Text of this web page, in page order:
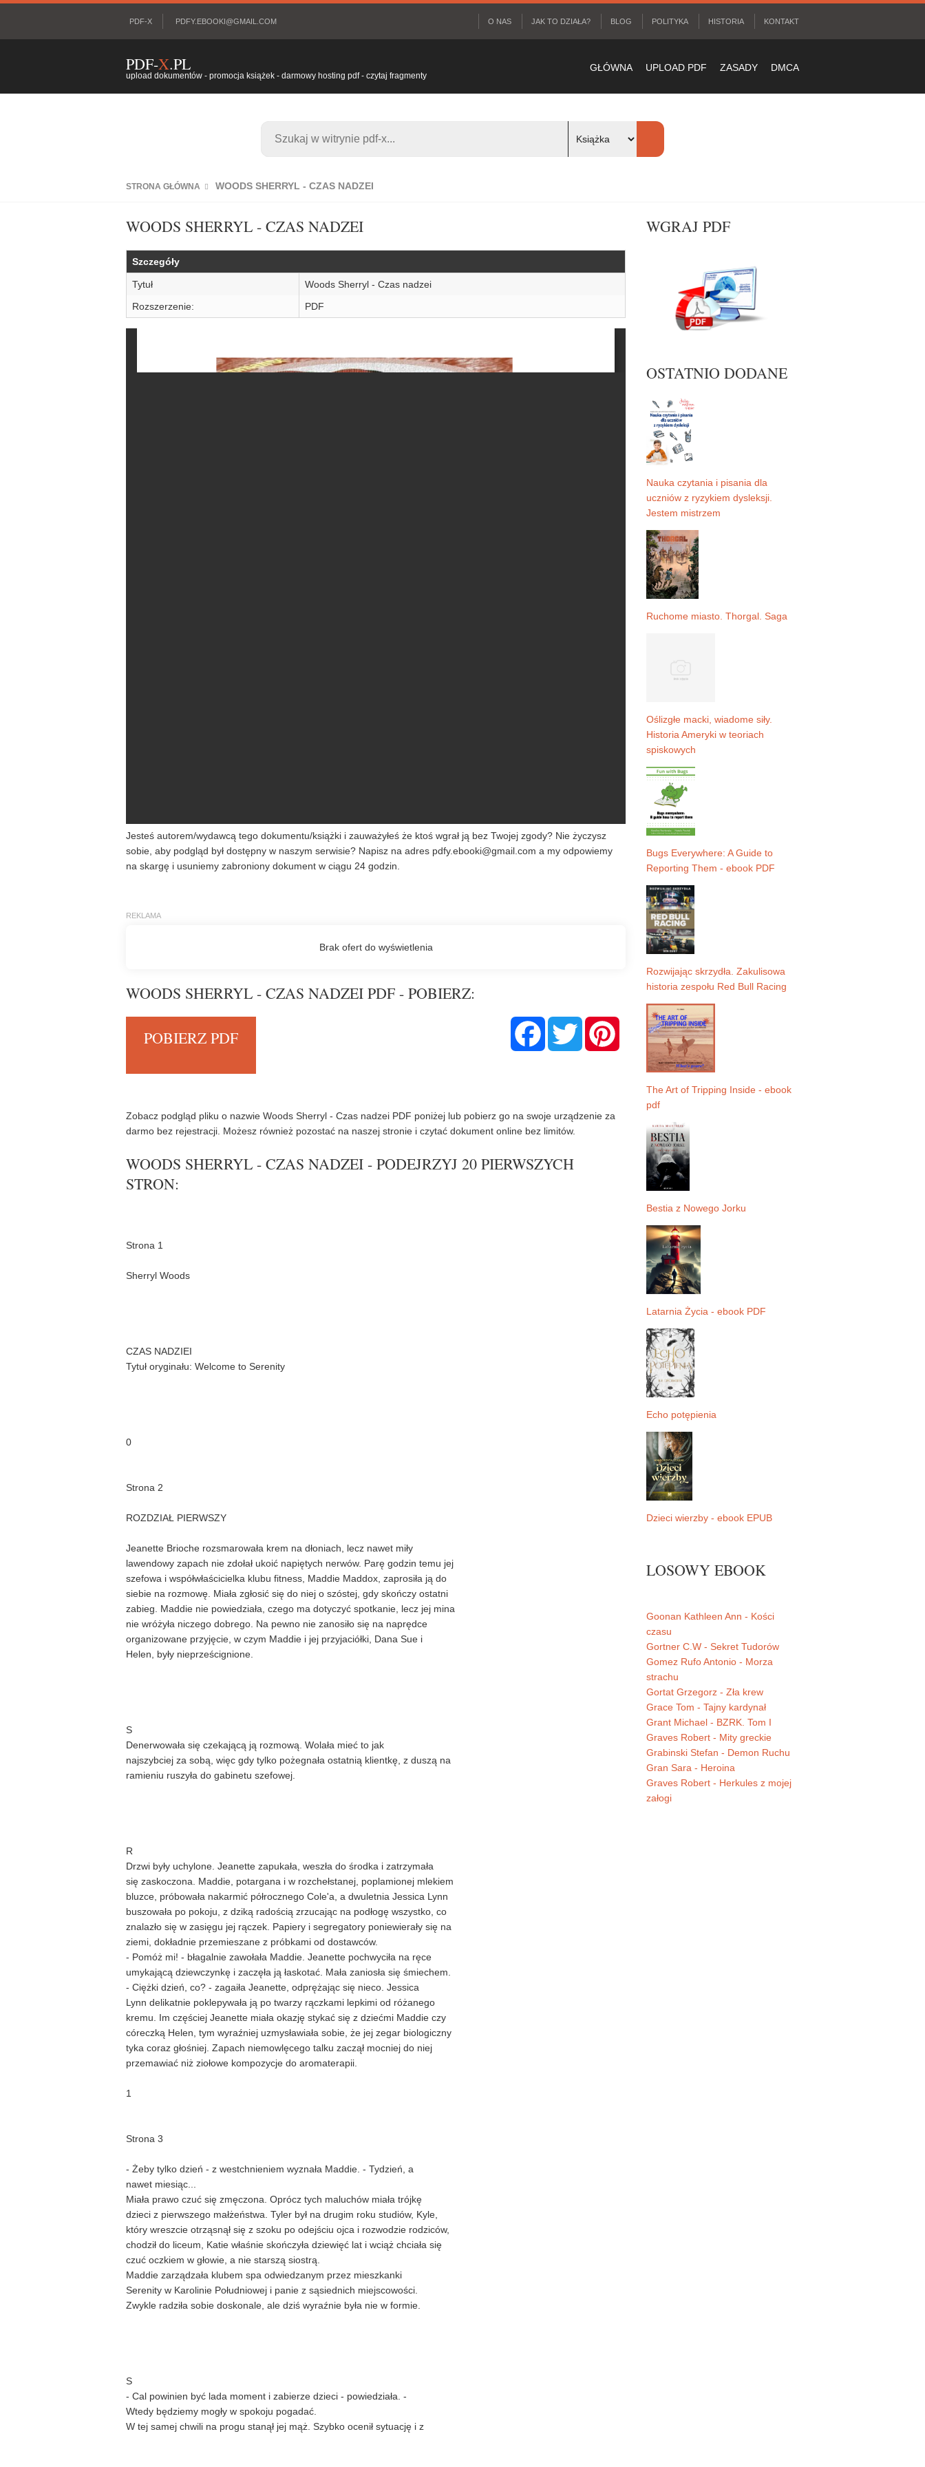
PDF-X PDFY.EBOOKI@GMAIL.COM O NAS JAK TO DZIAŁA? BLOG POLITYKA HISTORIA KONTAKT
PDF-X.PL
upload dokumentów - promocja książek - darmowy hosting pdf - czytaj fragmenty
GŁÓWNA UPLOAD PDF ZASADY DMCA
STRONA GŁÓWNA WOODS SHERRYL - CZAS NADZEI
WOODS SHERRYL - CZAS NADZEI
Szczegóły
Tytuł
Woods Sherryl - Czas nadzei
Rozszerzenie:
PDF
Jesteś autorem/wydawcą tego dokumentu/książki i zauważyłeś że ktoś wgrał ją bez Twojej zgody? Nie życzysz
sobie, aby podgląd był dostępny w naszym serwisie? Napisz na adres pdfy.ebooki@gmail.com a my odpowiemy
na skargę i usuniemy zabroniony dokument w ciągu 24 godzin.
WOODS SHERRYL - CZAS NADZEI PDF - POBIERZ:
POBIERZ PDF
F
T
w
Zobacz podgląd pliku o nazwie Woods Sherryl - Czas nadzei PDF poniżej lub pobierz go na swoje urządzenie za
darmo bez rejestracji. Możesz również pozostać na naszej stronie i czytać dokument online bez limitów.
WOODS SHERRYL - CZAS NADZEI - PODEJRZYJ 20 PIERWSZYCH
STRON:
WGRAJ PDF
OSTATNIO DODANE
Nauka czytania i pisania dla
uczniów z ryzykiem dysleksji.
Jestem mistrzem
Ruchome miasto. Thorgal. Saga
Oślizgłe macki, wiadome siły.
Historia Ameryki w teoriach
spiskowych
Bugs Everywhere: A Guide to
Reporting Them - ebook PDF
Rozwijając skrzydła. Zakulisowa
historia zespołu Red Bull Racing
The Art of Tripping Inside - ebook
pdf
Bestia z Nowego Jorku
Latarnia Życia - ebook PDF
Echo potępienia
Dzieci wierzby - ebook EPUB
LOSOWY EBOOK
Goonan Kathleen Ann - Kości
czasu
Gortner C.W - Sekret Tudorów
Gomez Rufo Antonio - Morza
strachu
Gortat Grzegorz - Zła krew
Grace Tom - Tajny kardynał
Grant Michael - BZRK. Tom I
Graves Robert - Mity greckie
Grabinski Stefan - Demon Ruchu
Gran Sara - Heroina
Graves Robert - Herkules z mojej
załogi